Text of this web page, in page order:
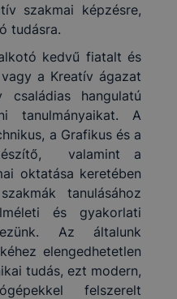
szakmai képzésre,
tudásra.
kedvű fiatalt és
a Kreatív ágazat
hangulatú
tanulmányaikat. A
a Grafikus és a
valamint a
oktatása keretében
tanulásához
és gyakorlati
Az általunk
elengedhetetlen
tudás, ezt modern,
felszerelt